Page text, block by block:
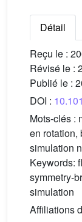
Détail
Reçu le :
Révisé le :
Publié le :
DOI :
Mots-clés :
en rotation,
simulation
Keywords:
symmetry-
simulation
Affiliations